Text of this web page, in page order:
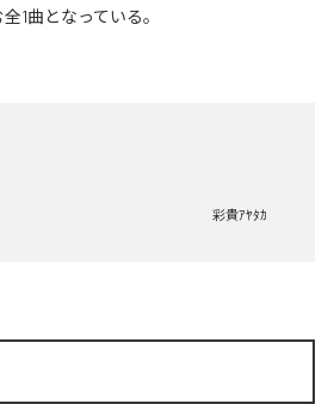
1曲となっている。
彩貴ｱﾔﾀｶ